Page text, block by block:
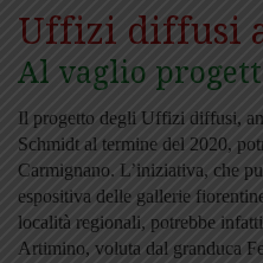
Uffizi diffusi
Al vaglio
Il progetto degli Uffizi diffusi,
Schmidt al termine del 2020,
Carmignano. L’iniziativa, che
espositiva delle gallerie
località regionali, potrebbe
Artimino, voluta dal granduca